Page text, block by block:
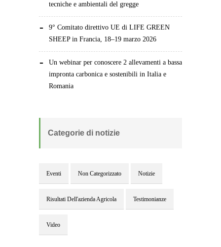
tecniche e ambientali del gregge
9° Comitato direttivo UE di LIFE GREEN
SHEEP in Francia, 18–19 marzo 2026
Un webinar per conoscere 2 allevamenti a bassa
impronta carbonica e sostenibili in Italia e
Romania
Categorie di notizie
Eventi Non Categorizzato Notizie
Risultati Dell'azienda Agricola Testimonianze
Video